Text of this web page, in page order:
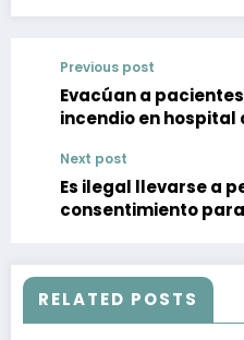
Previous post
Evacúan a
incendio en hospital
Next post
Es ilegal llevarse a
consentimiento
RELATED POSTS